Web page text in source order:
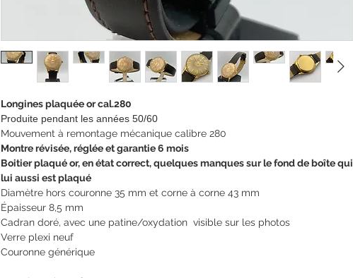
Longines plaquée or cal.280
Produite pendant les années 50/60
Mouvement à remontage mécanique calibre 280
Montre révisée, réglée et garantie 6 mois
Boitier plaqué or, en état correct, quelques manques sur le fond de boîte qui
lui aussi est plaqué
Diamètre hors couronne 35 mm et corne à corne 43 mm
Épaisseur 8,5 mm
Cadran doré, avec une patine/oxydation visible sur les photos
Verre plexi neuf
Couronne générique